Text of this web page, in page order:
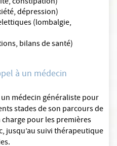
dépression)
(lombalgie,
bilans de santé)
à un médecin
médecin généraliste pour
stades de son parcours de
pour les premières
jusqu’au suivi thérapeutique